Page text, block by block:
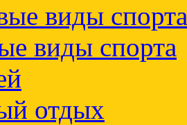
виды спорта
виды спорта
отдых